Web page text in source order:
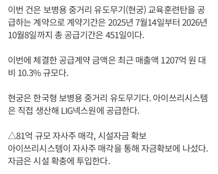
이번 건은 보병용 중거리 유도무기(현궁) 교육훈련탄을 공
급하는 계약으로 계약기간은 2025년 7월14일부터 2026년
10월8일까지 총 공급기간은 451일이다.
이번에 체결한 공급계약 금액은 최근 매출액 1207억 원 대
비 10.3% 규모다.
현궁은 한국형 보병용 중거리 유도무기다. 아이쓰리시스템
은 직접 생산해 LIG넥스원에 공급한다.
△81억 규모 자사주 매각, 시설자금 확보
아이쓰리시스템이 자사주 매각을 통해 자금확보에 나섰다.
자금은 시설 확충에 투입한다.